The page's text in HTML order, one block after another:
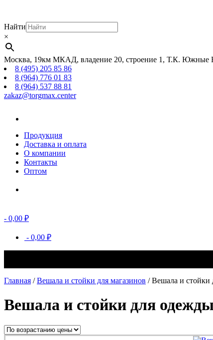
Найти
×
Москва, 19км МКАД, владение 20, строение 1, Т.К. Южные
8 (495) 205 85 86
8 (964) 776 01 83
8 (964) 537 88 81
zakaz@torgmax.center
Продукция
Доставка и оплата
О компании
Контакты
Оптом
- 0,00 ₽
- 0,00 ₽
Главная /Вешала и стойки для магазинов / Вешала и стойки
Вешала и стойки для